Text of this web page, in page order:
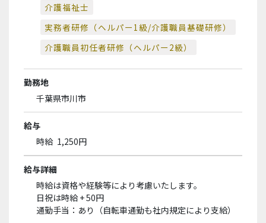
介護福祉士
実務者研修（ヘルパー1級/介護職員基礎研修）
介護職員初任者研修（ヘルパー2級）
勤務地
千葉県市川市
給与
時給 1,250円
給与詳細
時給は資格や経験等により考慮いたします。
日祝は時給 + 50円
通勤手当：あり（自転車通勤も社内規定により支給）